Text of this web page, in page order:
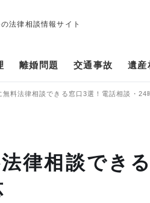
法律相談情報サイト
離婚問題 交通事故 遺産
無料法律相談できる窓口3選！電話相談・24
律相談でき